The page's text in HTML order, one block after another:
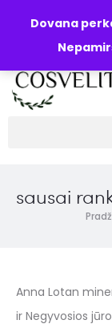
DovanaUŽKLAUSA
sausai
Anna Lotan
ir Negyvosios